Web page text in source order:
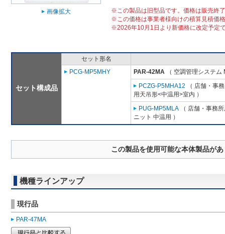
画像拡大
※この製品は旧型品です。価格は販売終
※この価格は事業者様向けの積算見積価
※2026年10月1日より新価格に改定予定
セット構成品
セット形名
PCG-MP5MHY
PAR-42MA （ 空調管理システム
PCZG-P5MHA12 （ 店舗・事
用天吊形<中温用>室内 ）
PUG-MP5MLA （ 店舗・事務
ニット 中温用 ）
この製品を使用可能な本体製品が
機種ラインアップ
現行品
PAR-47MA